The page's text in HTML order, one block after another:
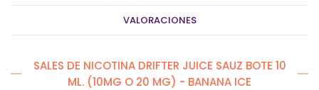
VALORACIONES
SALES DE NICOTINA DRIFTER JUICE SAUZ BOTE 10
ML. (10MG O 20 MG) - BANANA ICE